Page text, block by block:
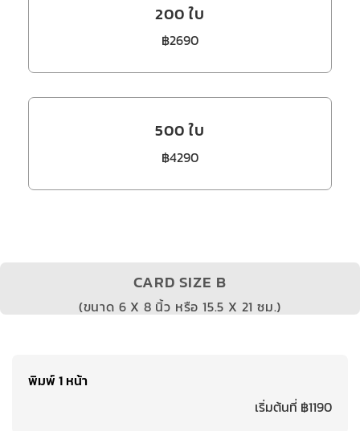
200 ใบ
฿2690
500 ใบ
฿4290
CARD SIZE B
(ขนาด 6 X 8 นิ้ว หรือ 15.5 X 21 ซม.)
พิมพ์ 1 หน้า
เริ่มต้นที่ ฿1190